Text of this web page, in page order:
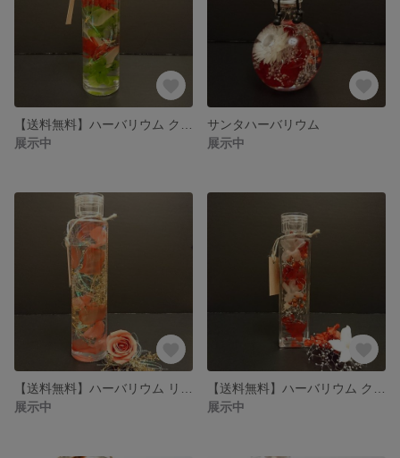
展示中
サンタハーバリウム
展示中
展示中
展示中